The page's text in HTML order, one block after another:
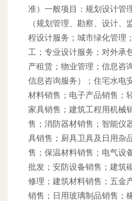
准）一般项目：规划设计管
（规划管理、勘察、设计、
程设计服务；城市绿化管理
工；专业设计服务；对外承
产租赁；物业管理；信息咨
信息咨询服务）；住宅水电
材料销售；电子产品销售；
家具销售；建筑工程用机械
售；消防器材销售；智能仪
具销售；厨具卫具及日用杂
售；保温材料销售；电气设
批发；安防设备销售；建筑
修理；建筑材料销售；五金
销售；日用玻璃制品销售；